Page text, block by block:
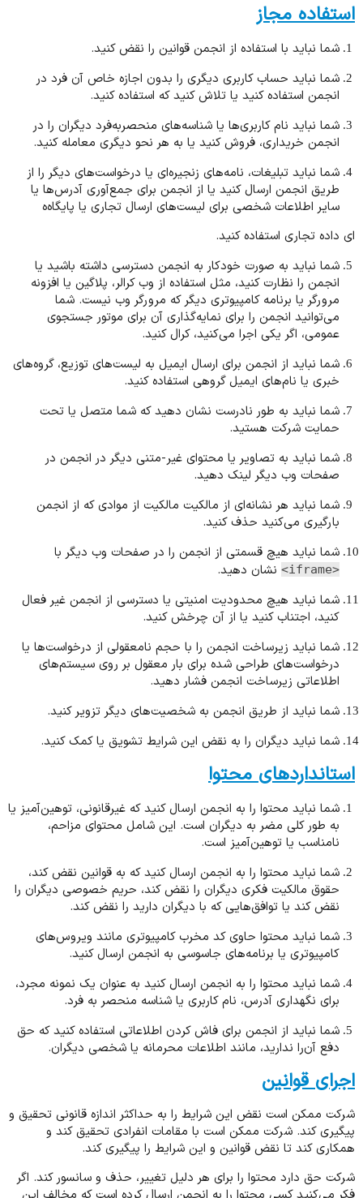
استفاده مجاز
شما نباید با استفاده از انجمن قوانین را نقض کنید.
شما نباید حساب کاربری دیگری را بدون اجازه خاص آن فرد در
انجمن استفاده کنید یا تلاش کنید که استفاده کنید.
شما نباید نام کاربری‌ها یا شناسه‌های منحصربه‌فرد دیگران را در
انجمن خریداری، فروش کنید یا به هر نحو دیگری معامله کنید.
شما نباید تبلیغات، نامه‌های زنجیره‌ای یا درخواست‌های دیگر را از
طریق انجمن ارسال کنید یا از انجمن برای جمع‌آوری آدرس‌ها یا
سایر اطلاعات شخصی برای لیست‌های ارسال تجاری یا پایگاه‌ه
ای داده تجاری استفاده کنید.
شما نباید به صورت خودکار به انجمن دسترسی داشته باشید یا
انجمن را نظارت کنید، مثل استفاده از وب کرالر، پلاگین یا افزونه
مرورگر یا برنامه کامپیوتری دیگر که مرورگر وب نیست. شما
می‌توانید انجمن را برای نمایه‌گذاری آن برای موتور جستجوی
عمومی، اگر یکی اجرا می‌کنید، کرال کنید.
شما نباید از انجمن برای ارسال ایمیل به لیست‌های توزیع، گروه‌های
خبری یا نام‌های ایمیل گروهی استفاده کنید.
شما نباید به طور نادرست نشان دهید که شما متصل یا تحت
حمایت شرکت هستید.
شما نباید به تصاویر یا محتوای غیر-متنی دیگر در انجمن در
صفحات وب دیگر لینک دهید.
شما نباید هر نشانه‌ای از مالکیت مالکیت از موادی که از انجمن
بارگیری می‌کنید حذف کنید.
شما نباید هیچ قسمتی از انجمن را در صفحات وب دیگر با
<iframe>
نشان دهید.
شما نباید هیچ محدودیت امنیتی یا دسترسی از انجمن غیر فعال
کنید، اجتناب کنید یا از آن چرخش کنید.
شما نباید زیرساخت انجمن را با حجم نامعقولی از درخواست‌ها یا
درخواست‌های طراحی شده برای بار معقول بر روی سیستم‌های
اطلاعاتی زیرساخت انجمن فشار دهید.
شما نباید از طریق انجمن به شخصیت‌های دیگر تزویر کنید.
شما نباید دیگران را به نقض این شرایط تشویق یا کمک کنید.
استانداردهای محتوا
شما نباید محتوا را به انجمن ارسال کنید که غیرقانونی، توهین‌آمیز یا
به طور کلی مضر به دیگران است. این شامل محتوای مزاحم،
نامناسب یا توهین‌آمیز است.
شما نباید محتوا را به انجمن ارسال کنید که به قوانین نقض کند،
حقوق مالکیت فکری دیگران را نقض کند، حریم خصوصی دیگران را
نقض کند یا توافق‌هایی که با دیگران دارید را نقض کند.
شما نباید محتوا حاوی کد مخرب کامپیوتری مانند ویروس‌های
کامپیوتری یا برنامه‌های جاسوسی به انجمن ارسال کنید.
شما نباید محتوا را به انجمن ارسال کنید به عنوان یک نمونه مجرد،
برای نگهداری آدرس، نام کاربری یا شناسه منحصر به فرد.
شما نباید از انجمن برای فاش کردن اطلاعاتی استفاده کنید که حق
دفع آن‌را ندارید، مانند اطلاعات محرمانه یا شخصی دیگران.
اجرای قوانین
شرکت ممکن است نقض این شرایط را به حداکثر اندازه قانونی تحقیق و
پیگیری کند. شرکت ممکن است با مقامات انفرادی تحقیق کند و
همکاری کند تا نقض قوانین و این شرایط را پیگیری کند.
شرکت حق دارد محتوا را برای هر دلیل تغییر، حذف و سانسور کند. اگر